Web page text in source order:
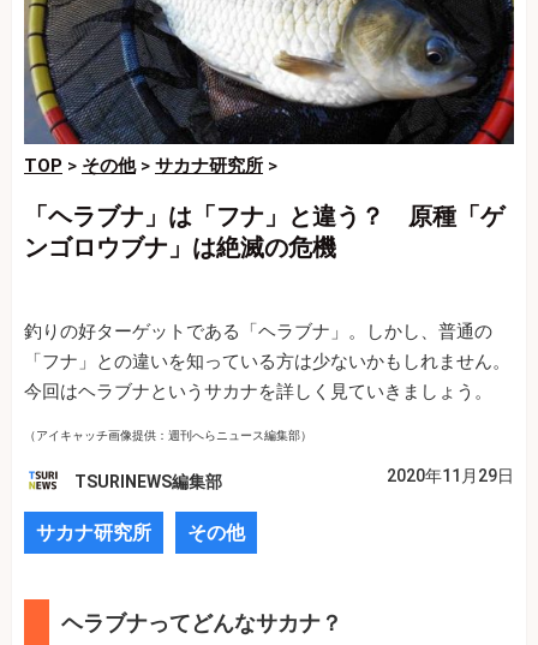
TOP > その他> サカナ研究所 >
「ヘラブナ」は「フナ」と違う？ 原種「ゲ
ンゴロウブナ」は絶滅の危機
釣りの好ターゲットである「ヘラブナ」。しかし、普通の
「フナ」との違いを知っている方は少ないかもしれません。
今回はヘラブナというサカナを詳しく見ていきましょう。
（アイキャッチ画像提供：週刊へらニュース編集部）
TSURINEWS編集部 2020年11月29日
サカナ研究所 その他
ヘラブナってどんなサカナ？